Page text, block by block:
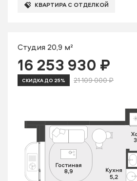
КВАРТИРА С ОТДЕЛКОЙ
Студия 20,9 м²
16 253 930 ₽
СКИДКА ДО 25% 21 109 000 ₽